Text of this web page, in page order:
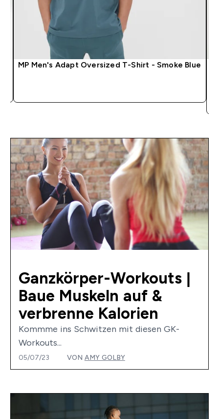
MP Men's Adapt Oversized T-Shirt - Smoke Blue
Ganzkörper-Workouts |
Baue Muskeln auf &
verbrenne Kalorien
Kommme ins Schwitzen mit diesen GK-
Workouts...
05/07/23 VON AMY GOLBY